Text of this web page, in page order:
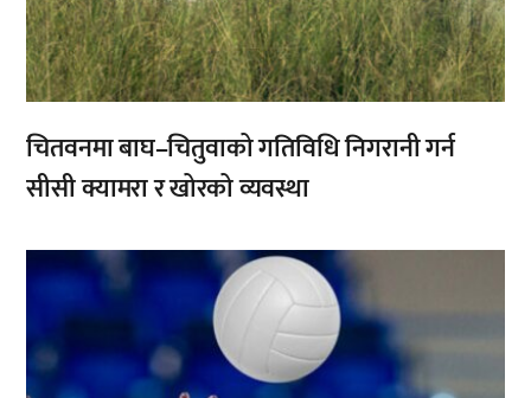
चितवनमा बाघ–चितुवाको गतिविधि निगरानी गर्न
सीसी क्यामरा र खोरको व्यवस्था
,